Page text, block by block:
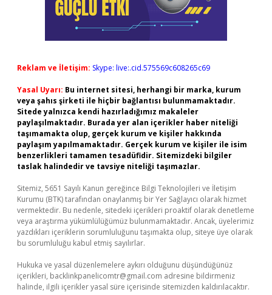
Reklam ve İletişim: Skype: live:.cid.575569c608265c69
Yasal Uyarı: Bu internet sitesi, herhangi bir marka, kurum
veya şahıs şirketi ile hiçbir bağlantısı bulunmamaktadır.
Sitede yalnızca kendi hazırladığımız makaleler
paylaşılmaktadır. Burada yer alan içerikler haber niteliği
taşımamakta olup, gerçek kurum ve kişiler hakkında
paylaşım yapılmamaktadır. Gerçek kurum ve kişiler ile isim
benzerlikleri tamamen tesadüfidir. Sitemizdeki bilgiler
taslak halindedir ve tavsiye niteliği taşımazlar.
Sitemiz, 5651 Sayılı Kanun gereğince Bilgi Teknolojileri ve İletişim
Kurumu (BTK) tarafından onaylanmış bir Yer Sağlayıcı olarak hizmet
vermektedir. Bu nedenle, sitedeki içerikleri proaktif olarak denetleme
veya araştırma yükümlülüğümüz bulunmamaktadır. Ancak, üyelerimiz
yazdıkları içeriklerin sorumluluğunu taşımakta olup, siteye üye olarak
bu sorumluluğu kabul etmiş sayılırlar.
Hukuka ve yasal düzenlemelere aykırı olduğunu düşündüğünüz
içerikleri, backlinkpanelicomtr@gmail.com adresine bildirmeniz
halinde, ilgili içerikler yasal süre içerisinde sitemizden kaldırılacaktır.